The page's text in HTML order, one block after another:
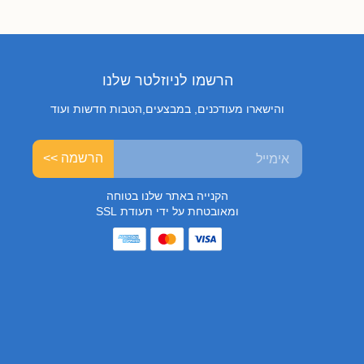
הרשמו לניוזלטר שלנו
והישארו מעודכנים, במבצעים,הטבות חדשות ועוד
הרשמה >>
הקנייה באתר שלנו בטוחה
ומאובטחת על ידי תעודת SSL